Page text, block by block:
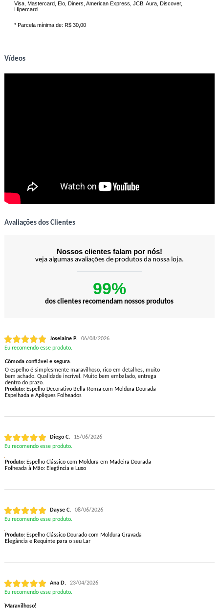
Visa, Mastercard, Elo, Diners, American Express, JCB, Aura, Discover,
Hipercard
* Parcela mínima de: R$ 30,00
Vídeos
Avaliações dos Clientes
Nossos clientes falam por nós!
veja algumas avaliações de produtos da nossa loja.
99%
dos clientes recomendam nossos produtos
Joselaine P.
06/08/2026
Eu recomendo esse produto.
Cômoda confiável e segura.
O espelho é simplesmente maravilhoso, rico em detalhes, muito
bem achado. Qualidade incrível. Muito bem embalado, entrega
dentro do prazo.
Produto:Espelho Decorativo Bella Roma com Moldura Dourada
Espelhada e Apliques Folheados
Diego C.
15/06/2026
Eu recomendo esse produto.
Produto:Espelho Clássico com Moldura em Madeira Dourada
Folheada à Mão: Elegância e Luxo
Dayse C.
08/06/2026
Eu recomendo esse produto.
Produto:Espelho Clássico Dourado com Moldura Gravada
Elegância e Requinte para o seu Lar
Ana D.
23/04/2026
Eu recomendo esse produto.
Maravilhoso!